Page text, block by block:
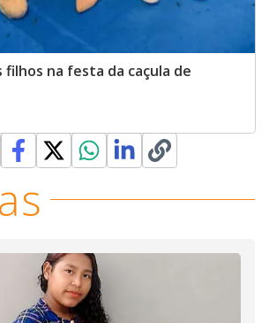
filhos na festa da caçula de